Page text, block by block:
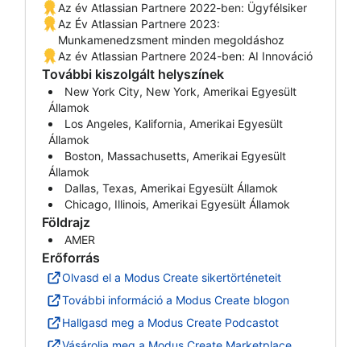
További kiszolgált helyszínek
New York City, New York, Amerikai Egyesült
Államok
Los Angeles, Kalifornia, Amerikai Egyesült
Államok
Boston, Massachusetts, Amerikai Egyesült
Államok
Dallas, Texas, Amerikai Egyesült Államok
Chicago, Illinois, Amerikai Egyesült Államok
Az év Atlassian Partnere 2022-ben: Ügyfélsiker
Az Év Atlassian Partnere 2023:
Munkamenedzsment minden megoldáshoz
Az év Atlassian Partnere 2024-ben: AI Innováció
Erőforrás
Olvasd el a Modus Create sikertörténeteit
További információ a Modus Create blogon
Hallgasd meg a Modus Create Podcastot
Földrajz
AMER